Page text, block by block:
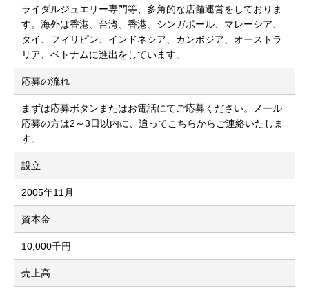
ライダルジュエリー専門等、多角的な店舗運営をしておりま
す。海外は香港、台湾、香港、シンガポール、マレーシア、
タイ、フィリピン、インドネシア、カンボジア、オーストラ
リア、ベトナムに進出をしています。
応募の流れ
まずは応募ボタンまたはお電話にてご応募ください。メール
応募の方は2～3日以内に、追ってこちらからご連絡いたしま
す。
設立
2005年11月
資本金
10,000千円
売上高